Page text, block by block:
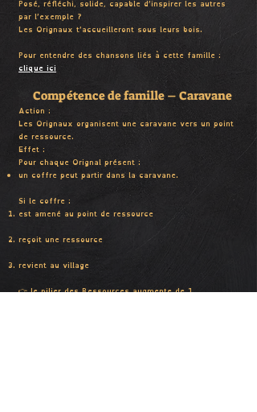
Posé, réfléchi, solide, capable d’inspirer les autres
par l’exemple ?
Les Orignaux t’accueilleront sous leurs bois.
Pour entendre des chansons liés à cette famille :
clique ici
Compétence de famille – Caravane
Action :
Les Orignaux organisent une caravane vers un point
de ressource.
Effet :
Pour chaque Orignal présent :
un coffre peut partir dans la caravane.
Si le coffre :
est amené au point de ressource
reçoit une ressource
revient au village
👉 le pilier des Ressources augmente de 1.